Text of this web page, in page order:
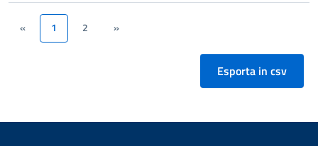
« 1(current)
2 »